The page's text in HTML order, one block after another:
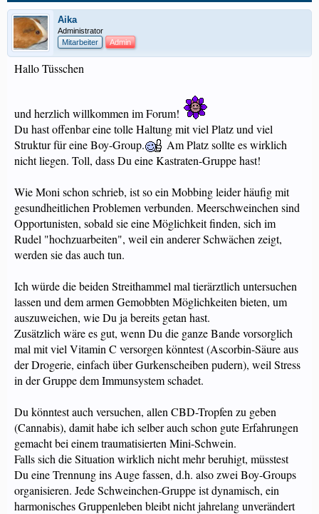
Aika
Administrator
Mitarbeiter
Admin
Hallo Tüsschen
und herzlich willkommen im Forum!
Du hast offenbar eine tolle Haltung mit viel Platz und viel
Struktur für eine Boy-Group.
Am Platz sollte es wirklich
nicht liegen. Toll, dass Du eine Kastraten-Gruppe hast!
Wie Moni schon schrieb, ist so ein Mobbing leider häufig mit
gesundheitlichen Problemen verbunden. Meerschweinchen sind
Opportunisten, sobald sie eine Möglichkeit finden, sich im
Rudel "hochzuarbeiten", weil ein anderer Schwächen zeigt,
werden sie das auch tun.
Ich würde die beiden Streithammel mal tierärztlich untersuchen
lassen und dem armen Gemobbten Möglichkeiten bieten, um
auszuweichen, wie Du ja bereits getan hast.
Zusätzlich wäre es gut, wenn Du die ganze Bande vorsorglich
mal mit viel Vitamin C versorgen könntest (Ascorbin-Säure aus
der Drogerie, einfach über Gurkenscheiben pudern), weil Stress
in der Gruppe dem Immunsystem schadet.
Du könntest auch versuchen, allen CBD-Tropfen zu geben
(Cannabis), damit habe ich selber auch schon gute Erfahrungen
gemacht bei einem traumatisierten Mini-Schwein.
Falls sich die Situation wirklich nicht mehr beruhigt, müsstest
Du eine Trennung ins Auge fassen, d.h. also zwei Boy-Groups
organisieren. Jede Schweinchen-Gruppe ist dynamisch, ein
harmonisches Gruppenleben bleibt nicht jahrelang unverändert